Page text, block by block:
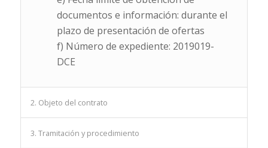
documentos e información: durante el
plazo de presentación de ofertas
f) Número de expediente: 2019019-
DCE
2. Objeto del contrato
3. Tramitación y procedimiento